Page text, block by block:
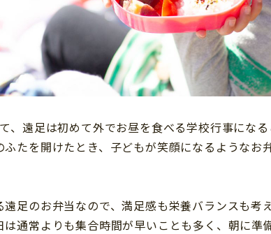
、遠足は初めて外でお昼を食べる学校行事にな
ふたを開けたとき、子どもが笑顔になるようなお
遠足のお弁当なので、満足感も栄養バランスも考
は通常よりも集合時間が早いことも多く、朝に準